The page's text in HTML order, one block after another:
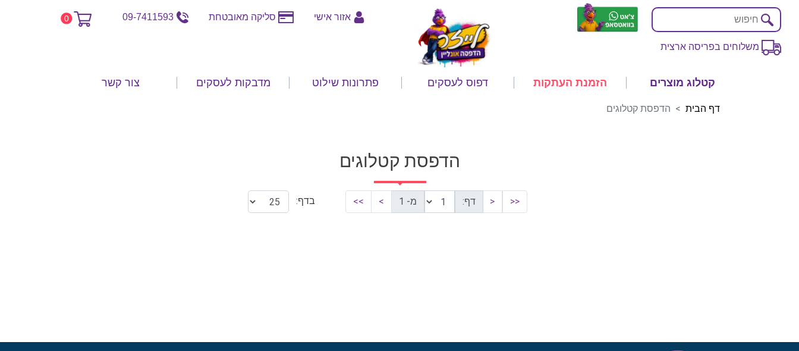
משלוחים בפריסה ארצית
אזור אישי סליקה מאובטחת 09-7411593
0
קטלוג מוצרים הזמנת העתקות דפוס לעסקים פתרונות שילוט מדבקות לעסקים צור קשר
דף הבית הדפסת קטלוגים
הדפסת קטלוגים
<<
< דף: מ- 1 >
>> בדף: